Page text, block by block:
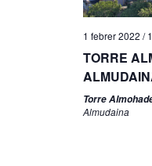
1 febrer 2022 /
TORRE
Torre
Almudaina